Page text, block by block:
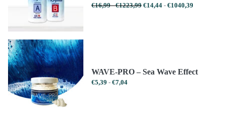
€16,99 - €1223,99Prijsklasse:
€14,44 - €1040,39
WAVE-PRO – Sea Wave Effect
€5,39 - €7,04Prijsklasse: